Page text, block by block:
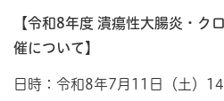
【令和8年度 潰瘍性大腸炎・ク
催について】
日時：令和8年7月11日（土）